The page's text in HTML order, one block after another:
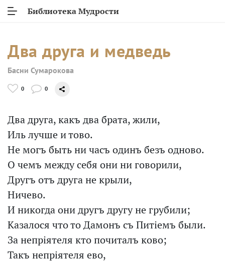
Библиотека Мудрости
Два друга и медведь
Басни Сумарокова
0 0
Два друга, какъ два брата, жили,
Иль лучше и тово.
Не могъ быть ни часъ одинъ безъ одново.
О чемъ между себя они ни говорили,
Другъ отъ друга не крыли,
Ничево.
И никогда они другъ другу не грубили;
Казалося что то Дамонъ съ Питіемъ были.
За непріятеля кто почиталъ ково;
Такъ непріятеля ево,